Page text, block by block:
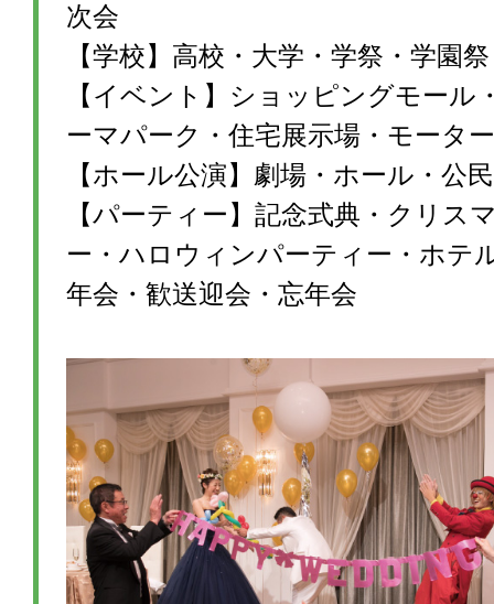
次会
【学校】高校・大学・学祭・学園
【イベント】ショッピングモール
ーマパーク・住宅展示場・モータ
【ホール公演】劇場・ホール・公
【パーティー】記念式典・クリス
ー・ハロウィンパーティー・ホテ
年会・歓送迎会・忘年会